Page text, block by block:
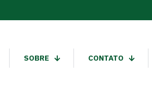
SOBRE CONTATO